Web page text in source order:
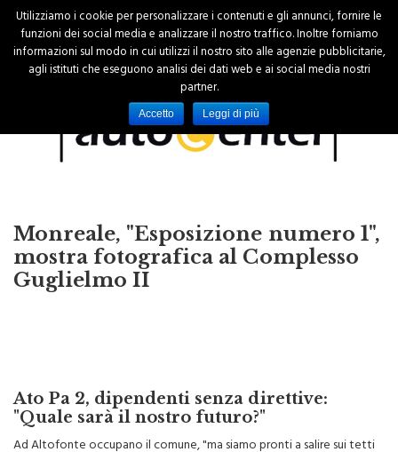
Monreale, "Esposizione numero 1",
mostra fotografica al Complesso
Ato Pa 2, dipendenti senza direttive:
"Quale sarà il nostro futuro?"
Utilizziamo i cookie per personalizzare i contenuti e gli annunci, fornire le
funzioni dei social media e analizzare il nostro traffico. Inoltre forniamo
informazioni sul modo in cui utilizzi il nostro sito alle agenzie pubblicitarie,
agli istituti che eseguono analisi dei dati web e ai social media nostri
partner.
Accetto Leggi di più